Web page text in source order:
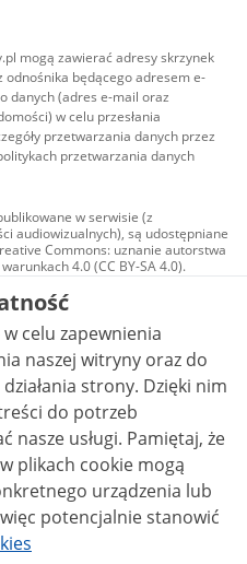
mogą zawierać adresy skrzynek
odnośnika będącego adresem e-
danych (adres e-mail oraz
w celu przesłania
przetwarzania danych przez
przetwarzania danych
w serwisie (z
audiowizualnych), są udostępniane
Commons: uznanie autorstwa
4.0 (CC BY-SA 4.0).
w tym zdjęcia, materiały
na licencji typu
uznanie autorstwa użycie
utworów zależnych 4.0 (CC BY-
jest to stwierdzone inaczej.
celu zapewnienia
naszej witryny oraz do
strony. Dzięki nim
do potrzeb
Pamiętaj, że
plikach cookie mogą
urządzenia lub
potencjalnie stanowić